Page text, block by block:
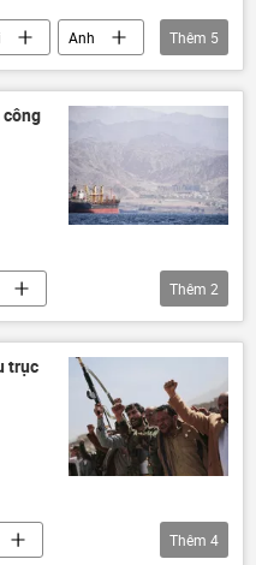
Anh
sự
Thêm 5
công
Thêm 2
trục
Thêm 4